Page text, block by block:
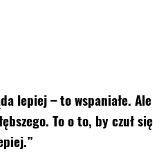
lepiej – to wspaniałe. Ale
To o to, by czuł się